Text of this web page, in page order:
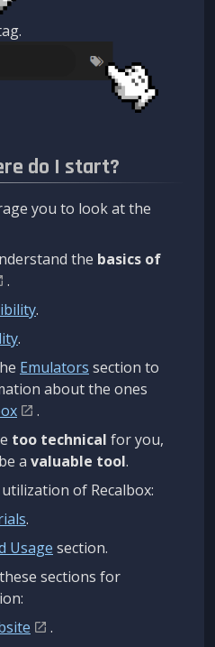
do I start?
you to look at the
the basics of
.
.
.
Emulators section to
about the ones
.
too technical for you,
a valuable tool.
of Recalbox:
.
Usage section.
sections for
.